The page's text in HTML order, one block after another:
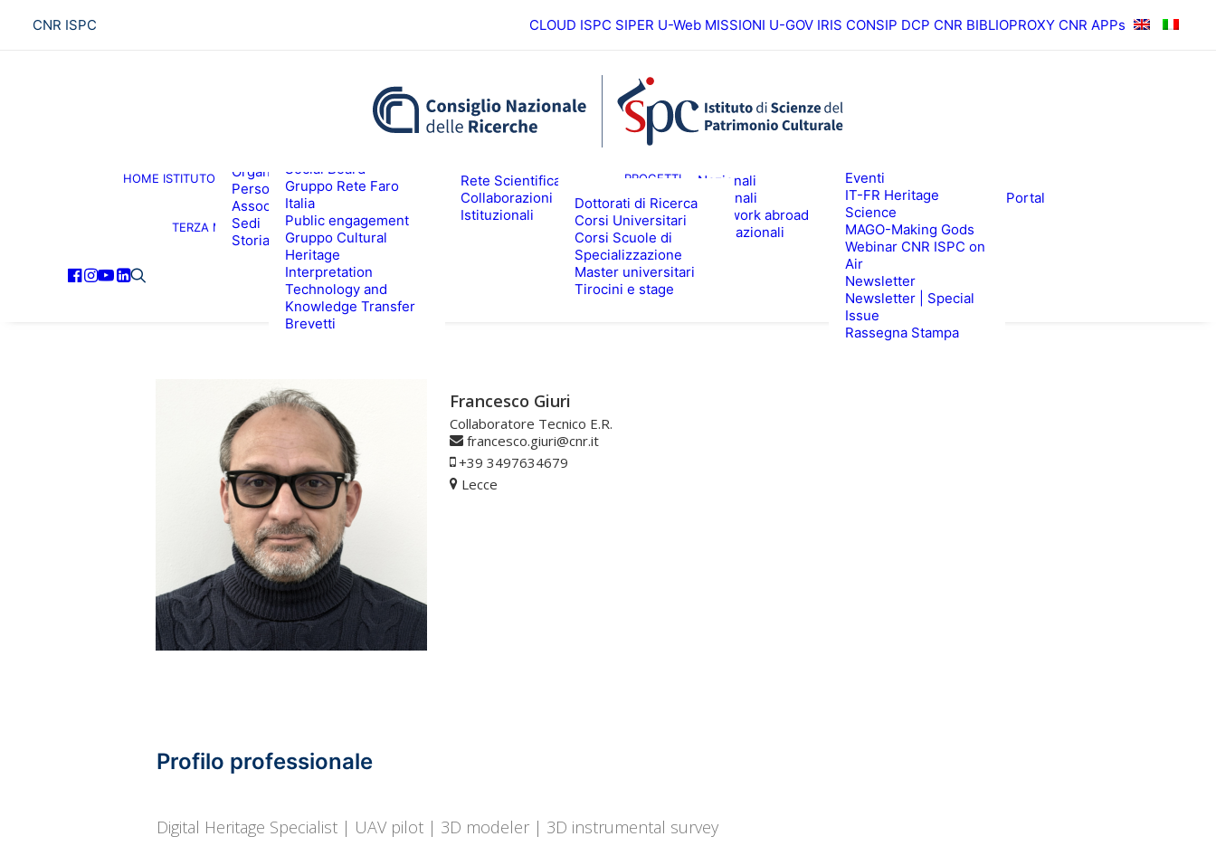
CNR ISPC CLOUD ISPC SIPER U-Web MISSIONI U-GOV IRIS CONSIP DCP CNR BIBLIOPROXY CNR APPs
HOME ISTITUTO
Organigramma
Personale
Associati ISPC
Sedi
Storia
Rete Scientifica
Collaborazioni
Istituzionali
PROGETTI
Nazionali
Regionali
Fieldwork abroad
Internazionali
RISULTATI
ISPC Open Portal
TERZA MISSIONE
Social Board
Gruppo Rete Faro
Italia
Public engagement
Gruppo Cultural
Heritage
Interpretation
Technology and
Knowledge Transfer
Brevetti
Dottorati di Ricerca
Corsi Universitari
Corsi Scuole di
Specializzazione
Master universitari
Tirocini e stage
EVENTI & NEWS
Eventi
IT-FR Heritage
Science
MAGO-Making Gods
Webinar CNR ISPC on
Air
Newsletter
Newsletter | Special
Issue
Rassegna Stampa
Francesco Giuri
Collaboratore Tecnico E.R.
+39 3497634679
Lecce
francesco.giuri@cnr.it
Profilo professionale
Digital Heritage Specialist | UAV pilot | 3D modeler | 3D instrumental survey